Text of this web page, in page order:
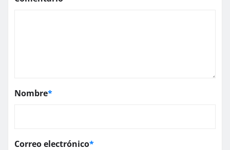
Nombre*
Correo electrónico*